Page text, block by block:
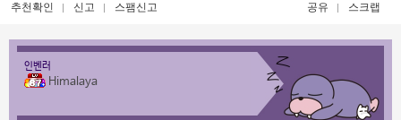
추천확인 신고 스팸신고 공유 스크랩
인벤러
Himalaya